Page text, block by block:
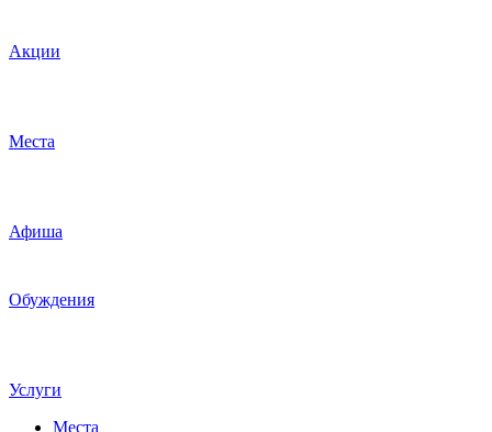
Акции
Места
Афиша
Обуждения
Услуги
Места